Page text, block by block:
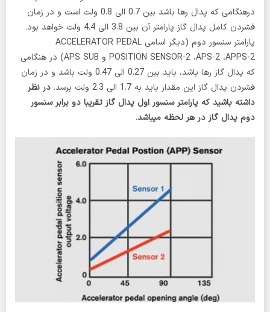
درهنگامی که پدال رها باشد بین 0.7 الی 0.8 ولت است و در زمان
فشردن کامل پدال گاز پارامتر آن بین 3.8 الی 4.4 ولت خواهد بود.
پارامتر سنسور دوم (دیگر اسامی ACCELERATOR PEDAL
POSITION SENSOR-2 ،APS-2 ،APPS-2 و APS SUB) در هنگامی
که پدال گاز رها باشد، باید بین 0.27 الی 0.47 ولت باشد و در زمان
فشردن پدال گاز این مقدار باید به 1.7 الی 2.3 ولت برسد.
در نظر
داشته باشید که پارامتر سنسور اول پدال گاز تقریبا دو برابر سنسور
دوم پدال گاز در هر لحظه میباشد.